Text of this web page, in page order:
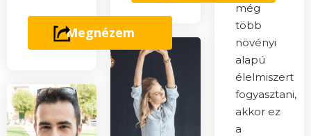
Megnézem
még
több
növényi
alapú
élelmiszert
fogyasztani,
akkor ez
a